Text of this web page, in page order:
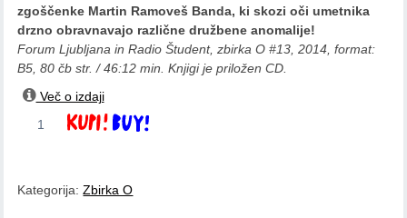
zgoščenke Martin Ramoveš Banda, ki skozi oči umetnika
drzno obravnavajo različne družbene anomalije!
Forum Ljubljana in Radio Študent, zbirka O #13, 2014, format:
B5, 80 čb str. / 46:12 min. Knjigi je priložen CD.
Več o izdaji
Ramoveš:
količina
Dodaj v košarico
Kategorija:Zbirka O